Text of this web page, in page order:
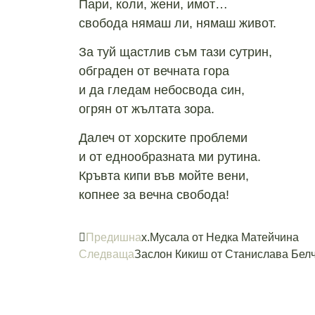
Пари, коли, жени, имот…
свобода нямаш ли, нямаш живот.
За туй щастлив съм тази сутрин,
обграден от вечната гора
и да гледам небосвода син,
огрян от жълтата зора.
Далеч от хорските проблеми
и от еднообразната ми рутина.
Кръвта кипи във мойте вени,
копнее за вечна свобода!
Предишнах.Мусала от Недка Матейчина
СледващаЗаслон Кикиш от Станислава